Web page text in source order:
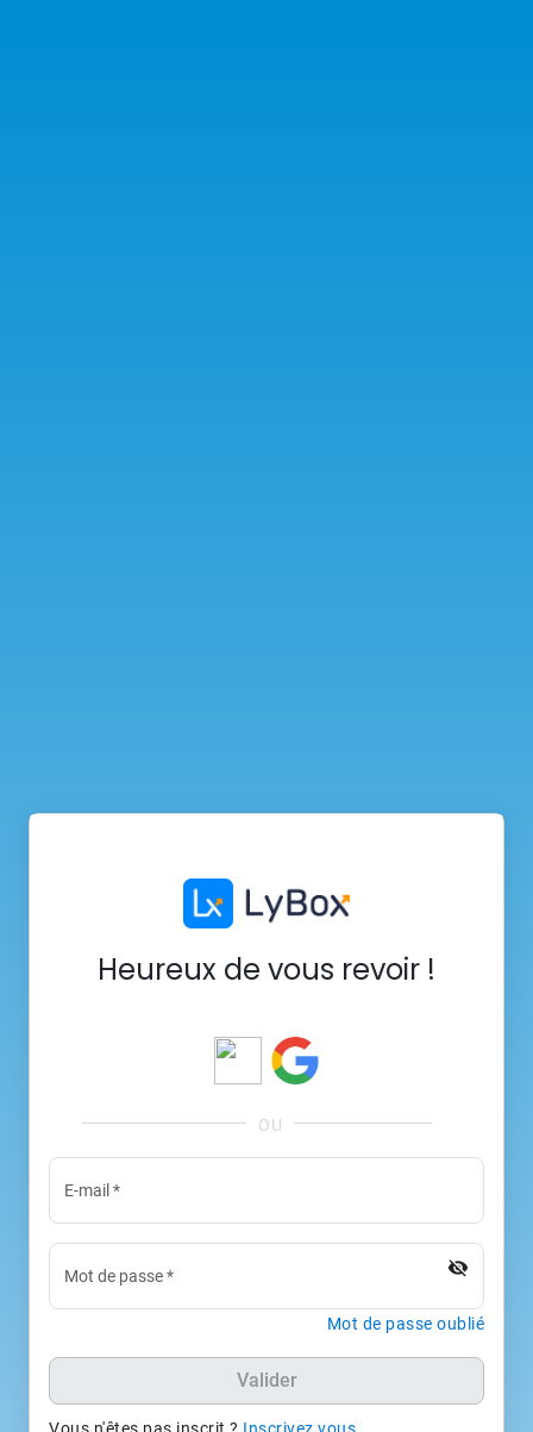
Heureux de vous revoir !
E-mail *
Mot de passe* visibility_off
Mot de passe oublié
Valider